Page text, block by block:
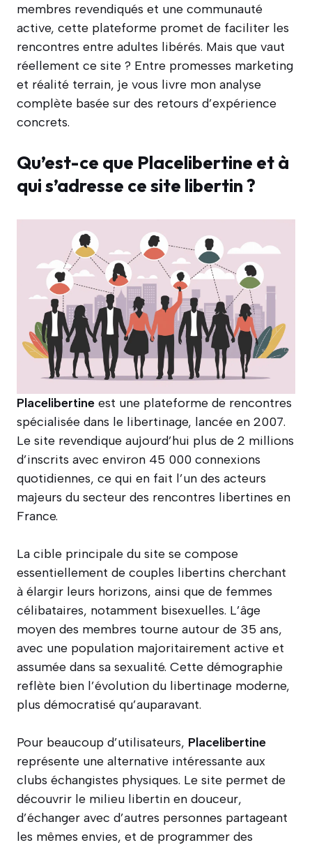
membres revendiqués et une communauté
active, cette plateforme promet de faciliter les
rencontres entre adultes libérés. Mais que vaut
réellement ce site ? Entre promesses marketing
et réalité terrain, je vous livre mon analyse
complète basée sur des retours d’expérience
concrets.
Qu’est-ce que Placelibertine et à
qui s’adresse ce site libertin ?
Placelibertine est une plateforme de rencontres
spécialisée dans le libertinage, lancée en 2007.
Le site revendique aujourd’hui plus de 2 millions
d’inscrits avec environ 45 000 connexions
quotidiennes, ce qui en fait l’un des acteurs
majeurs du secteur des rencontres libertines en
France.
La cible principale du site se compose
essentiellement de couples libertins cherchant
à élargir leurs horizons, ainsi que de femmes
célibataires, notamment bisexuelles. L’âge
moyen des membres tourne autour de 35 ans,
avec une population majoritairement active et
assumée dans sa sexualité. Cette démographie
reflète bien l’évolution du libertinage moderne,
plus démocratisé qu’auparavant.
Pour beaucoup d’utilisateurs, Placelibertine
représente une alternative intéressante aux
clubs échangistes physiques. Le site permet de
découvrir le milieu libertin en douceur,
d’échanger avec d’autres personnes partageant
les mêmes envies, et de programmer des